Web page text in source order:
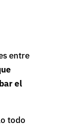
entre
el
todo